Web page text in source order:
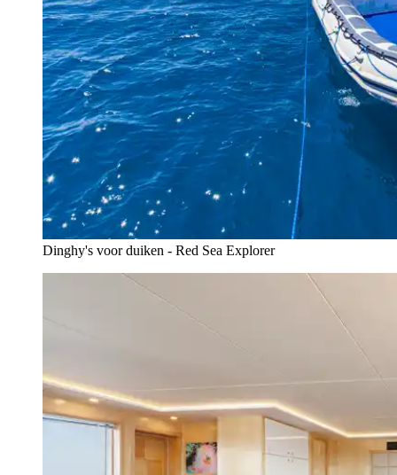
Dinghy's voor duiken - Red Sea Explorer